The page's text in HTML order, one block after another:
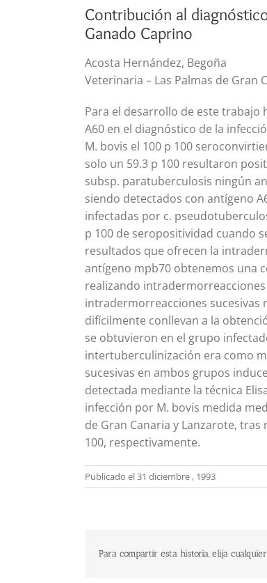
Contribución al
Ganado Caprino
Acosta Hernández, Begoña
Veterinaria – Las Palmas de Gran
Para el desarrollo de este trabajo
A60 en el diagnóstico de la
M. bovis el 100 p 100
solo un 59.3 p 100 resultaron
subsp. paratuberculosis ningún
siendo detectados con antígeno
infectadas por c.
p 100 de seropositividad cuando
resultados que ofrecen la
antígeno mpb70 obtenemos una
realizando
intradermorreacciones sucesivas
difícilmente conllevan a la
se obtuvieron en el grupo
intertuberculinización era como
sucesivas en ambos grupos
detectada mediante la técnica
infección por M. bovis medida
de Gran Canaria y Lanzarote,
100, respectivamente.
Publicado el 31 diciembre , 1993
Para compartir esta historia, elija